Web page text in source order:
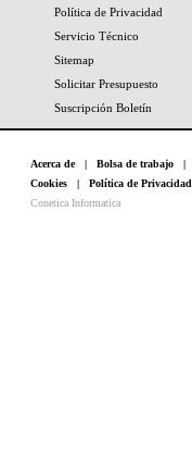
Política de Privacidad
Servicio Técnico
Sitemap
Solicitar Presupuesto
Suscripción Boletín
Acerca de| Bolsa de trabajo |
Cookies | Política de Privacidad
Conetica Informatica